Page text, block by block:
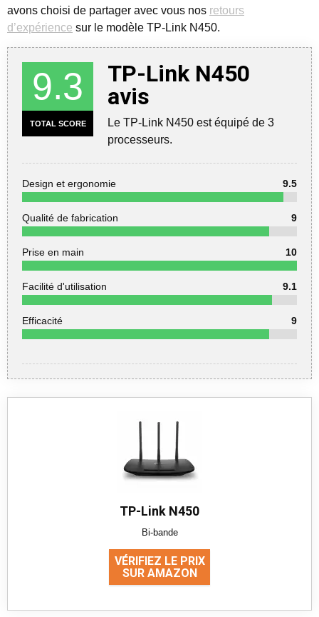
avons choisi de partager avec vous nos retours
d’expérience sur le modèle TP-Link N450.
9.3
TOTAL SCORE
TP-Link N450
avis
Le TP-Link N450 est équipé de 3
processeurs.
Design et ergonomie 9.5
Qualité de fabrication 9
Prise en main 10
Facilité d'utilisation 9.1
Efficacité 9
TP-Link N450
Bi-bande
VÉRIFIEZ LE PRIX
SUR AMAZON